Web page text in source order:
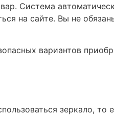
Система
на сайте. Вы не
вариантов
зеркало, то